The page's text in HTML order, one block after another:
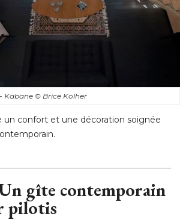
Kabane © Brice Kolher
un confort et une décoration soignée
gîte contemporain
pilotis